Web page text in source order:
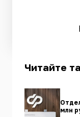
Читайте
млн